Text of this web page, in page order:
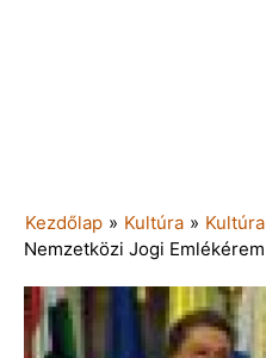
Kezdőlap » Kultúra » Kultúra
Nemzetközi Jogi Emlékérem